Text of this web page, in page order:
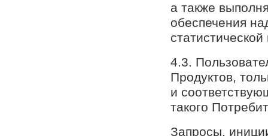
а также
обеспечения
4.3.
Продуктов,
и
такого
Запросы,